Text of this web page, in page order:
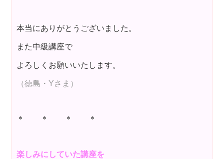
本当にありがとうございました。
また中級講座で
よろしくお願いいたします。
（徳島・Yさま）
＊ ＊ ＊ ＊
楽しみにしていた講座を